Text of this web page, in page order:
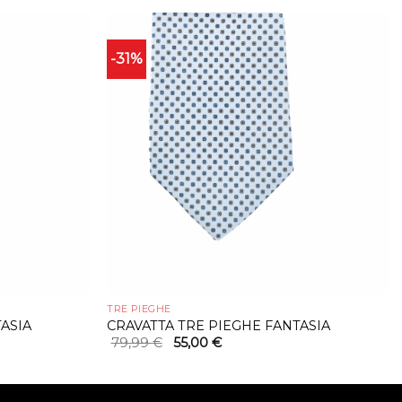
-31%
TRE PIEGHE
CRAVATTA TRE PIEGHE FANTASIA
79,99€ Il
prezzo
55,00€Il